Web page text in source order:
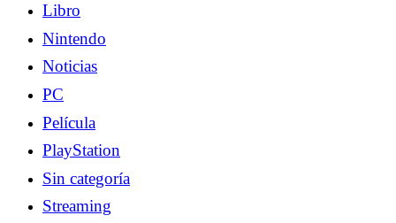
Libro
Nintendo
Noticias
PC
Película
PlayStation
Sin categoría
Streaming